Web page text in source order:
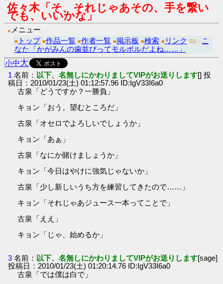
佐々木「そ、それじゃあその、手を繋い
でも、いいかな」
● メニュー
■ トップ ■作品一覧 ■作者一覧 ■掲示板 ■検索 ■ リンク SS： こ
なた「かがみんの歯並びってモルボルだよね……」
小中大
1 名前： 以下、名無しにかわりましてVIPがお送りします[] 投
稿日：2010/01/23(土) 01:12:57.96 ID:IgV33I6a0
古泉「どうですか？一勝負」
キョン「おう。望むところだ」
古泉「オセロでよろしいでしょうか」
キョン「あぁ」
古泉「なにか賭けましょうか」
キョン「今日はやけに強気じゃないか」
古泉「少し新しいうち方を練習してきたので……」
キョン「それじゃあジュース一本ってことで」
古泉「ええ」
キョン「じゃ、始めるか」
3 名前： 以下、名無しにかわりましてVIPがお送りします[sage]
投稿日：2010/01/23(土) 01:20:14.76 ID:IgV33I6a0
古泉「では僕は白で」